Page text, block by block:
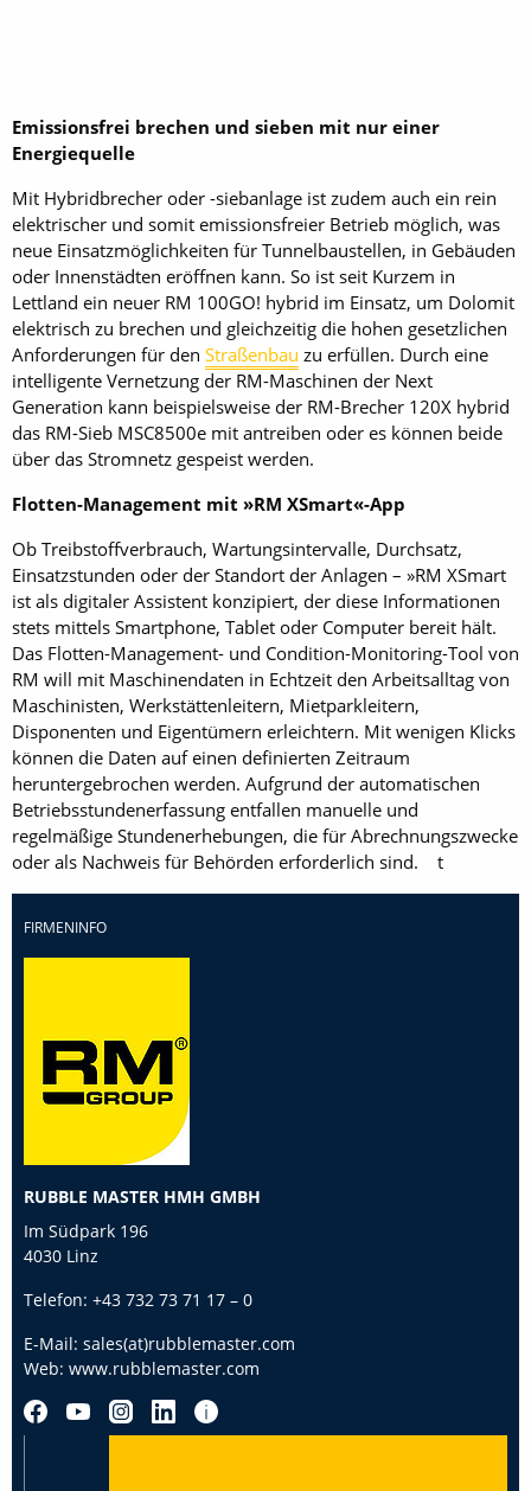
Emissionsfrei brechen und sieben mit nur einer
Energiequelle
Mit Hybridbrecher oder -siebanlage ist zudem auch ein rein
elektrischer und somit emissionsfreier Betrieb möglich, was
neue Einsatzmöglich­keiten für Tunnelbaustellen, in Gebäuden
oder Innenstädten eröffnen kann. So ist seit Kurzem in
Lettland ein neuer RM 100GO! hybrid im Einsatz, um Dolomit
elektrisch zu brechen und gleichzeitig die hohen gesetzlichen
Anforderungen für den Straßenbau zu erfüllen. Durch eine
intelligente Vernetzung der RM-Maschinen der Next
Generation kann beispielsweise der RM-Brecher 120X hybrid
das RM-Sieb MSC8500e mit antreiben oder es können beide
über das Stromnetz gespeist werden.
Flotten-Management mit »RM XSmart«-App
Ob Treibstoffverbrauch, Wartungsintervalle, Durchsatz,
Einsatzstunden oder der Standort der Anlagen – »RM XSmart
ist als digitaler Assistent konzipiert, der diese Informationen
stets mittels Smartphone, Tablet oder Computer bereit hält.
Das Flotten-Management- und Condition-Monitoring-Tool von
RM will mit Maschinendaten in Echtzeit den Arbeitsalltag von
Maschinisten, Werkstättenleitern, Mietparkleitern,
Disponenten und Eigentümern erleichtern. Mit wenigen Klicks
können die Daten auf einen definierten Zeitraum
heruntergebrochen werden. Aufgrund der automatischen
Betriebsstundenerfassung entfallen manuelle und
regelmäßige Stundenerhebungen, die für Abrechnungszwecke
oder als Nachweis für Behörden erforderlich sind. t
FIRMENINFO
RUBBLE MASTER HMH GMBH
Im Südpark 196
4030 Linz
Telefon: +43 732 73 71 17 – 0
E-Mail: sales(at)rubblemaster.com
Web: www.rubblemaster.com